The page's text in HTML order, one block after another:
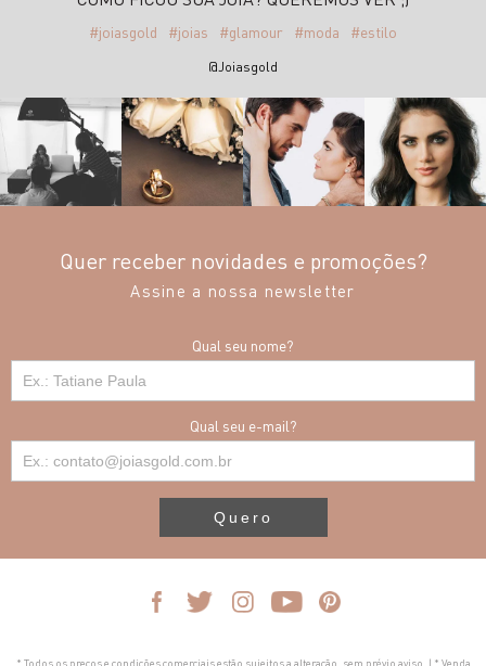
#joiasgold #joias #glamour #moda #estilo
@Joiasgold
Quer receber novidades e promoções?
Assine a nossa newsletter
Qual seu nome?
Qual seu e-mail?
Quero
* Todos os preços e condições comerciais estão sujeitos a alteração, sem prévio aviso. | * Venda